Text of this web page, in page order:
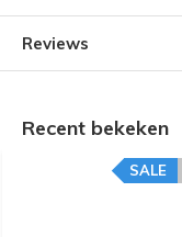
Reviews
Recent bekeken
SALE